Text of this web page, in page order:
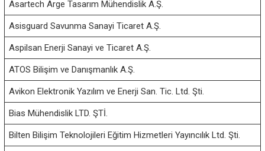
m
e
l
e
n
m
s
i
D
e
r
Asartech Arge Tasarım Mühendislik A.Ş.
Asisguard Savunma Sanayi Ticaret A.Ş.
Aspilsan Enerji Sanayi ve Ticaret A.Ş.
ATOS Bilişim ve Danışmanlık A.Ş.
Avikon Elektronik Yazılım ve Enerji San. Tic. Ltd. Şti.
Bias Mühendislik LTD. ŞTİ.
Bilten Bilişim Teknolojileri Eğitim Hizmetleri Yayıncılık Ltd. Şti.